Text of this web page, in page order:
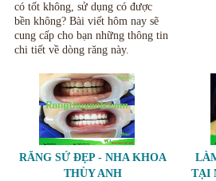
có tốt không, sử dụng có được
bền không? Bài viết hôm nay sẽ
cung cấp cho bạn những thông tin
chi tiết về dòng răng này.
RĂNG SỨ ĐẸP - NHA KHOA
THÙY ANH
TẠI